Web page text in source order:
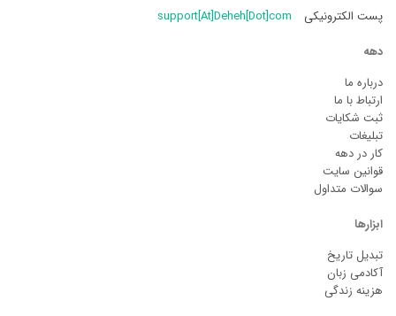
پست الکترونیکی
support[At]Deheh[Dot]com
دهه
درباره ما
ارتباط با ما
ثبت شکایات
تبلیغات
کار در دهه
قوانین سایت
سوالات متداول
ابزارها
تبدیل تاریخ
آکادمی زبان
هزینه زندگی